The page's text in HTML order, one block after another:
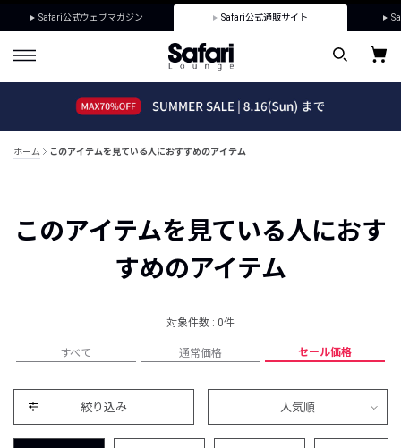
Safari公式ウェブマガジン Safari公式通販サイト
ホーム このアイテムを見ている人におすすめのアイテム
このアイテムを見ている人におす
すめのアイテム
対象件数 : 0件
すべて 通常価格 セール価格
絞り込み 人気順